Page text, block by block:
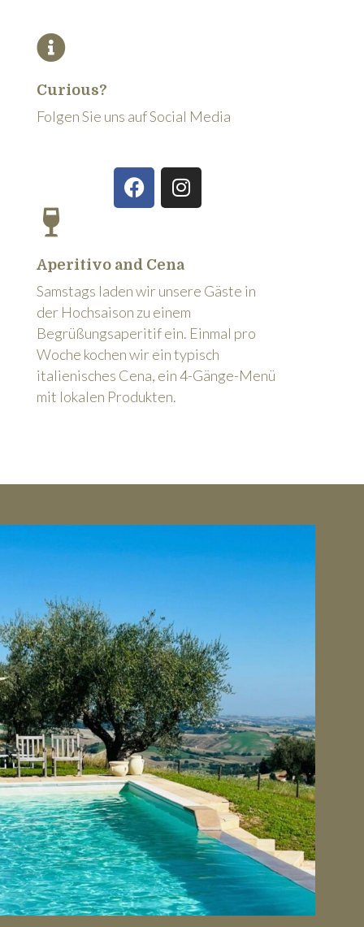
Curious?
Folgen Sie uns auf Social Media
Aperitivo and Cena
Samstags laden wir unsere Gäste in
der Hochsaison zu einem
Begrüßungsaperitif ein. Einmal pro
Woche kochen wir ein typisch
italienisches Cena, ein 4-Gänge-Menü
mit lokalen Produkten.